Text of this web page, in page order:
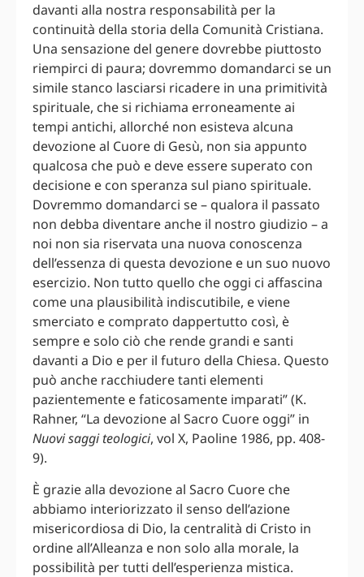
davanti alla nostra responsabilità per la
continuità della storia della Comunità Cristiana.
Una sensazione del genere dovrebbe piuttosto
riempirci di paura; dovremmo domandarci se un
simile stanco lasciarsi ricadere in una primitività
spirituale, che si richiama erroneamente ai
tempi antichi, allorché non esisteva alcuna
devozione al Cuore di Gesù, non sia appunto
qualcosa che può e deve essere superato con
decisione e con speranza sul piano spirituale.
Dovremmo domandarci se – qualora il passato
non debba diventare anche il nostro giudizio – a
noi non sia riservata una nuova conoscenza
dell’essenza di questa devozione e un suo nuovo
esercizio. Non tutto quello che oggi ci affascina
come una plausibilità indiscutibile, e viene
smerciato e comprato dappertutto così, è
sempre e solo ciò che rende grandi e santi
davanti a Dio e per il futuro della Chiesa. Questo
può anche racchiudere tanti elementi
pazientemente e faticosamente imparati” (K.
Rahner, “La devozione al Sacro Cuore oggi” in
Nuovi saggi teologici, vol X, Paoline 1986, pp. 408-
9).
È grazie alla devozione al Sacro Cuore che
abbiamo interiorizzato il senso dell’azione
misericordiosa di Dio, la centralità di Cristo in
ordine all’Alleanza e non solo alla morale, la
possibilità per tutti dell’esperienza mistica.